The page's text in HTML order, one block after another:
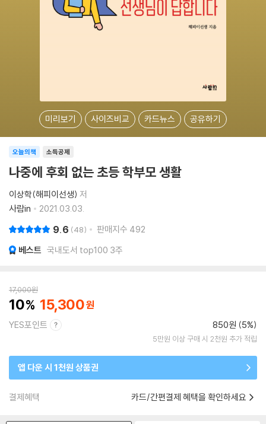
미리보기 사이즈비교 카드뉴스 공유하기
소득공제
오늘의책
나중에 후회 없는 초등 학부모 생활
이상학(해피이선생) 저
사람in
2021.03.03.
9.6 48 판매지수 492
베스트 국내도서 top100 3주
17,000원
10 15,300
YES포인트 850원 (5%)
5만원 이상 구매 시 2천원 추가 적립
앱 다운 시 1천원 상품권
결제혜택 카드/간편결제 혜택을 확인하세요